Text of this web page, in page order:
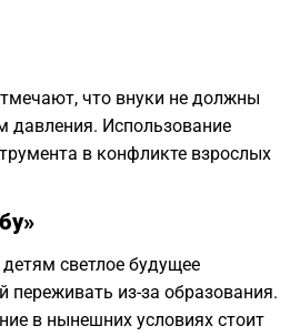
что внуки не должны
давления. Использование
в конфликте взрослых
светлое будущее
переживать из-за образования.
в нынешних условиях стоит